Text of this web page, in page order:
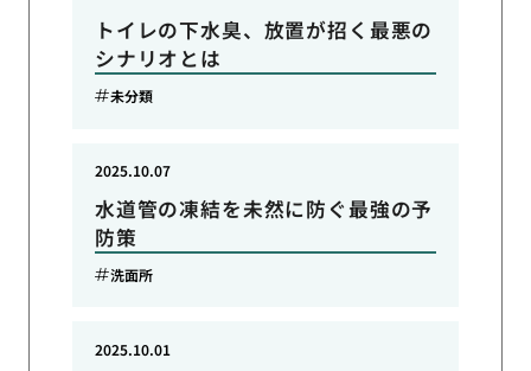
トイレの下水臭、放置が招く最悪の
シナリオとは
未分類
水道管の凍結を未然に防ぐ最強の予
防策
2025.10.07
洗面所
2025.10.01